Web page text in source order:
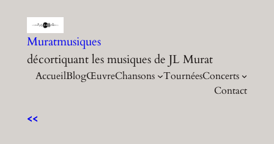
contenu
Muratmusiques
décortiquant les musiques de JL Murat
AccueilBlogŒuvreChansons TournéesConcerts
Contact
<<